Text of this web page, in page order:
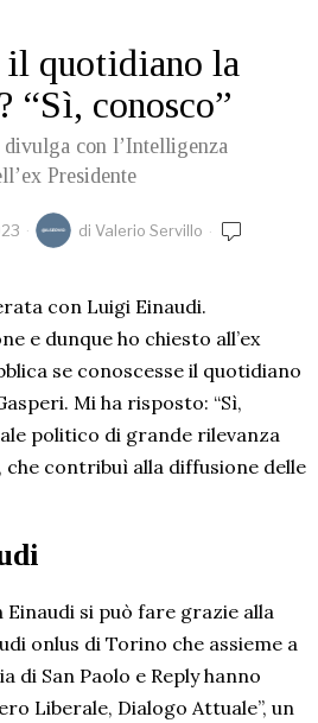
il quotidiano la
“Sì, conosco”
con l’Intelligenza
Presidente
di Valerio Servillo
con Luigi Einaudi.
e dunque ho chiesto all’ex
se conoscesse il quotidiano
Mi ha risposto: “Sì,
politico di grande rilevanza
contribuì alla diffusione delle
si può fare grazie alla
onlus di Torino che assieme a
di San Paolo e Reply hanno
Liberale, Dialogo Attuale”, un